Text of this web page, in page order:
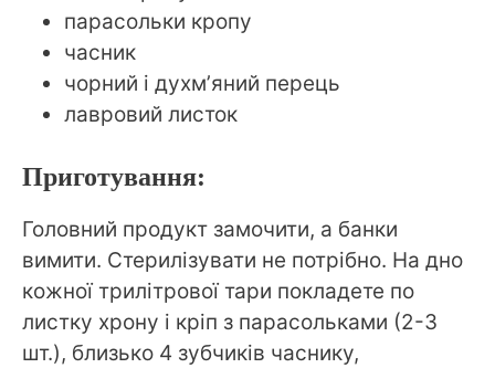
парасольки кропу
часник
чорний і духмʼяний перець
лавровий листок
Приготування:
Головний продукт замочити, а банки
вимити. Стерилізувати не потрібно. На дно
кожної трилітрової тари покладете по
листку хрону і кріп з парасольками (2-3
шт.), близько 4 зубчиків часнику,